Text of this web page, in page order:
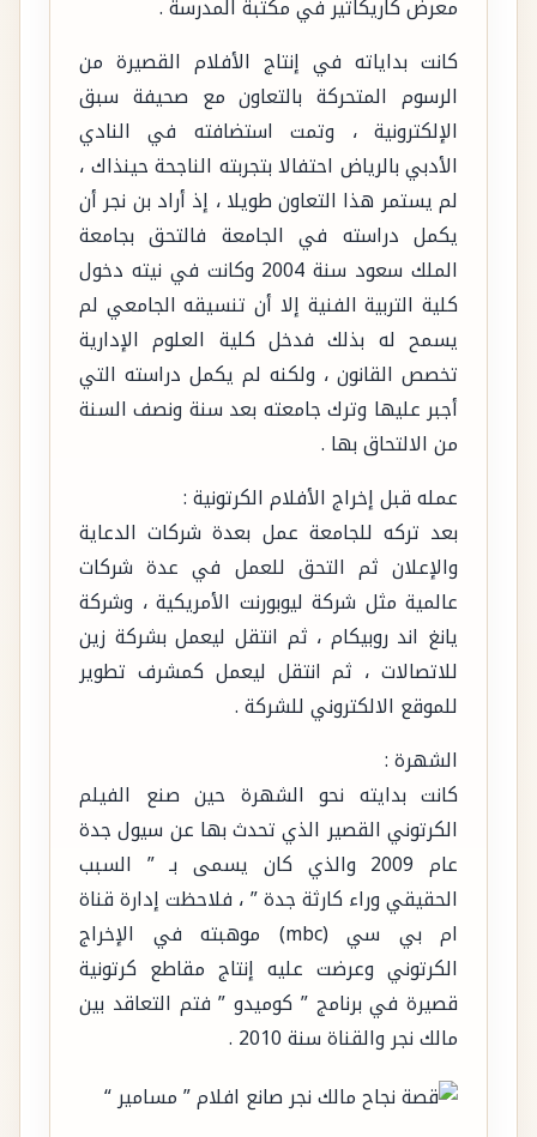
معرض كاريكاتير في مكتبة المدرسة .
كانت بداياته في إنتاج الأفلام القصيرة من
الرسوم المتحركة بالتعاون مع صحيفة سبق
الإلكترونية ، وتمت استضافته في النادي
الأدبي بالرياض احتفالا بتجربته الناجحة حينذاك ،
لم يستمر هذا التعاون طويلا ، إذ أراد بن نجر أن
يكمل دراسته في الجامعة فالتحق بجامعة
الملك سعود سنة 2004 وكانت في نيته دخول
كلية التربية الفنية إلا أن تنسيقه الجامعي لم
يسمح له بذلك فدخل كلية العلوم الإدارية
تخصص القانون ، ولكنه لم يكمل دراسته التي
أجبر عليها وترك جامعته بعد سنة ونصف السنة
من الالتحاق بها .
عمله قبل إخراج الأفلام الكرتونية :
بعد تركه للجامعة عمل بعدة شركات الدعاية
والإعلان ثم التحق للعمل في عدة شركات
عالمية مثل شركة ليوبورنت الأمريكية ، وشركة
يانغ اند روبيكام ، ثم انتقل ليعمل بشركة زين
للاتصالات ، ثم انتقل ليعمل كمشرف تطوير
للموقع الالكتروني للشركة .
الشهرة :
كانت بدايته نحو الشهرة حين صنع الفيلم
الكرتوني القصير الذي تحدث بها عن سيول جدة
عام 2009 والذي كان يسمى بـ ” السبب
الحقيقي وراء كارثة جدة ” ، فلاحظت إدارة قناة
ام بي سي (mbc) موهبته في الإخراج
الكرتوني وعرضت عليه إنتاج مقاطع كرتونية
قصيرة في برنامج ” كوميدو ” فتم التعاقد بين
مالك نجر والقناة سنة 2010 .